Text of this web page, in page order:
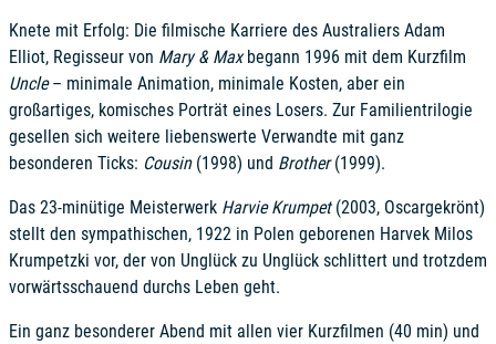
Knete mit Erfolg: Die filmische Karriere des Australiers Adam
Elliot, Regisseur von Mary & Maxbegann 1996 mit dem Kurzfilm
Uncle– minimale Animation, minimale Kosten, aber ein
großartiges, komisches Porträt eines Losers. Zur Familientrilogie
gesellen sich weitere liebenswerte Verwandte mit ganz
besonderen Ticks: Cousin(1998) und Brother(1999).
Das 23-minütige Meisterwerk Harvie Krumpet(2003, Oscargekrönt)
stellt den sympathischen, 1922 in Polen geborenen Harvek Milos
Krumpetzki vor, der von Unglück zu Unglück schlittert und trotzdem
vorwärtsschauend durchs Leben geht.
Ein ganz besonderer Abend mit allen vier Kurzfilmen (40 min) und